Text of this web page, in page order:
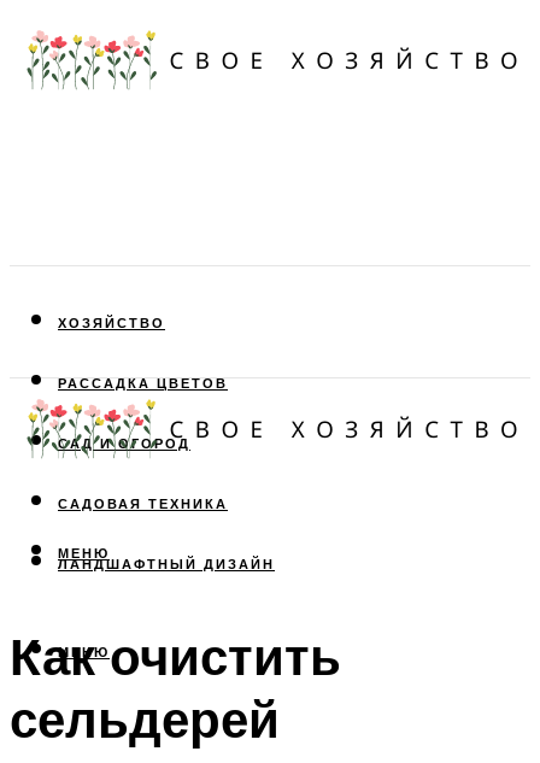
ХОЗЯЙСТВО
РАССАДКА ЦВЕТОВ
САД И ОГОРОД
САДОВАЯ ТЕХНИКА
ЛАНДШАФТНЫЙ ДИЗАЙН
МЕНЮ
МЕНЮ
Как очистить
сельдерей